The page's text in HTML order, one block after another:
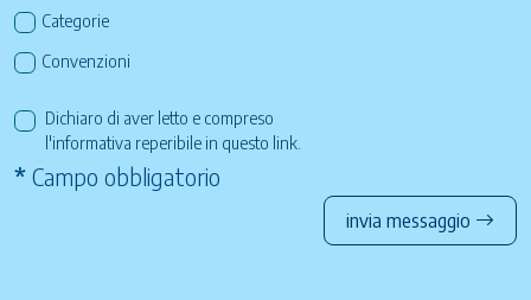
Categorie
Convenzioni
Dichiaro di aver letto e compreso
l'informativa reperibile in questo link
* Campo obbligatorio
invia messaggio